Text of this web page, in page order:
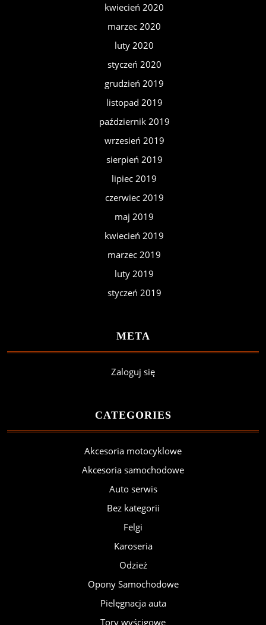
kwiecień 2020
marzec 2020
luty 2020
styczeń 2020
grudzień 2019
listopad 2019
październik 2019
wrzesień 2019
sierpień 2019
lipiec 2019
czerwiec 2019
maj 2019
kwiecień 2019
marzec 2019
luty 2019
styczeń 2019
META
Zaloguj się
CATEGORIES
Akcesoria motocyklowe
Akcesoria samochodowe
Auto serwis
Bez kategorii
Felgi
Karoseria
Odzież
Opony Samochodowe
Pielęgnacja auta
Tory wyścigowe